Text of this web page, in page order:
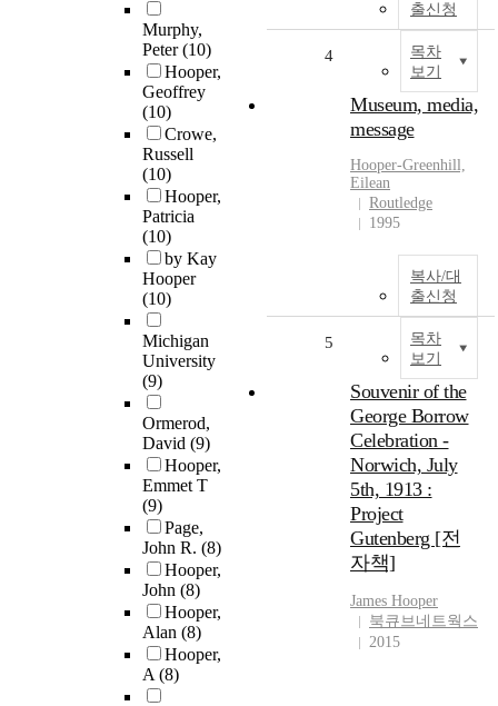
Murphy,
Peter(10)
Hooper,
Geoffrey
(10)
Crowe,
Russell
(10)
Hooper,
Patricia
(10)
by Kay
Hooper
(10)
Michigan
University
(9)
Ormerod,
David (9)
Hooper,
Emmet T
(9)
Page,
John R. (8)
Hooper,
John (8)
Hooper,
Alan (8)
Hooper,
A(8)
출신청
목차
보기
4
Museum, media,
message
Hooper-Greenhill,
Eilean
Routledge
1995
복사/대
출신청
목차
보기
5
Souvenir of the
George Borrow
Celebration -
Norwich, July
5th, 1913 :
Project
Gutenberg [전
자책]
James Hooper
북큐브네트웍스
2015